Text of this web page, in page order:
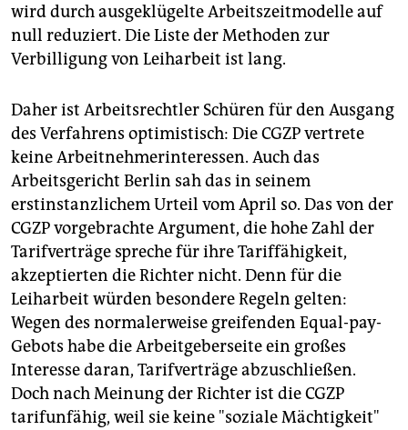
wird durch ausgeklügelte Arbeitszeitmodelle auf
null reduziert. Die Liste der Methoden zur
Verbilligung von Leiharbeit ist lang.
Daher ist Arbeitsrechtler Schüren für den Ausgang
des Verfahrens optimistisch: Die CGZP vertrete
keine Arbeitnehmerinteressen. Auch das
Arbeitsgericht Berlin sah das in seinem
erstinstanzlichem Urteil vom April so. Das von der
CGZP vorgebrachte Argument, die hohe Zahl der
Tarifverträge spreche für ihre Tariffähigkeit,
akzeptierten die Richter nicht. Denn für die
Leiharbeit würden besondere Regeln gelten:
Wegen des normalerweise greifenden Equal-pay-
Gebots habe die Arbeitgeberseite ein großes
Interesse daran, Tarifverträge abzuschließen.
Doch nach Meinung der Richter ist die CGZP
tarifunfähig, weil sie keine "soziale Mächtigkeit"